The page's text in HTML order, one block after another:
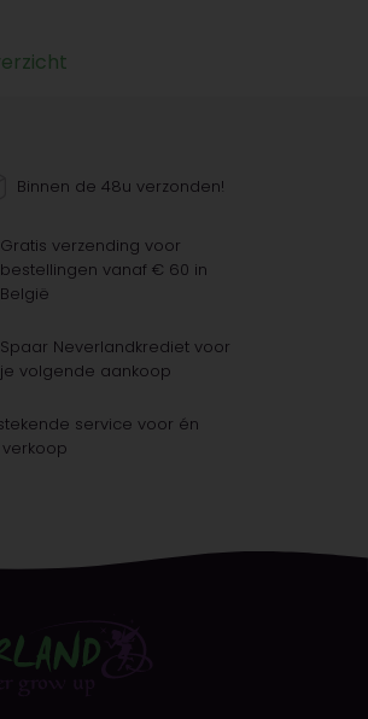
Binnen de 48u verzonden!
Gratis verzending voor
bestellingen vanaf € 60 in
België
Spaar Neverlandkrediet voor
je volgende aankoop
service voor én